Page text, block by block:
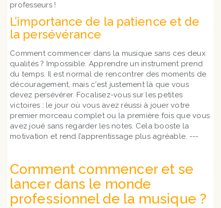
professeurs !
L’importance de la patience et de
la persévérance
Comment commencer dans la musique sans ces deux
qualités ? Impossible. Apprendre un instrument prend
du temps. Il est normal de rencontrer des moments de
découragement, mais c'est justement là que vous
devez persévérer. Focalisez-vous sur les petites
victoires : le jour où vous avez réussi à jouer votre
premier morceau complet ou la première fois que vous
avez joué sans regarder les notes. Cela booste la
motivation et rend l’apprentissage plus agréable. ---
Comment commencer et se
lancer dans le monde
professionnel de la musique ?